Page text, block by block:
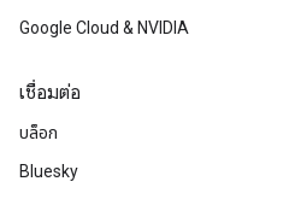
Google Cloud & NVIDIA
เชื่อมต่อ
บล็อก
Bluesky